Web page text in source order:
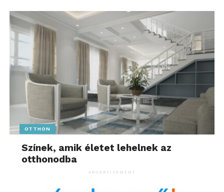
OTTHON
Színek, amik életet lehelnek az
otthonodba
ADVERTISEMENT